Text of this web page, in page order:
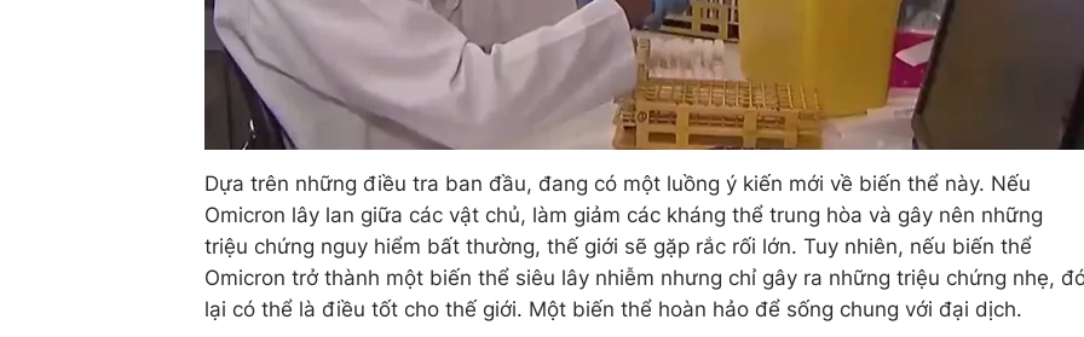
Dựa trên những điều tra ban đầu, đang có một luồng ý kiến mới về biến thể này. Nếu
Omicron lây lan giữa các vật chủ, làm giảm các kháng thể trung hòa và gây nên những
triệu chứng nguy hiểm bất thường, thế giới sẽ gặp rắc rối lớn. Tuy nhiên, nếu biến thể
Omicron trở thành một biến thể siêu lây nhiễm nhưng chỉ gây ra những triệu chứng nhẹ,
lại có thể là điều tốt cho thế giới. Một biến thể hoàn hảo để sống chung với đại dịch.